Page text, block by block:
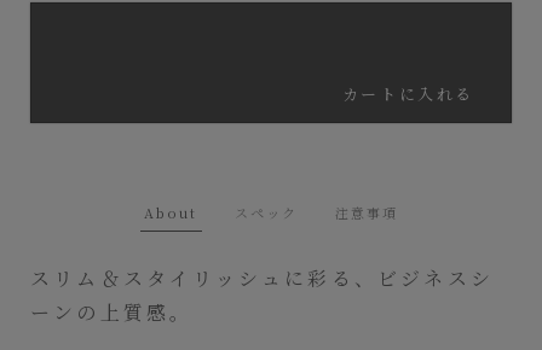
About スペック 注意事項
スリム＆スタイリッシュに彩る、ビジネスシ
ーンの上質感。
カートに入れる